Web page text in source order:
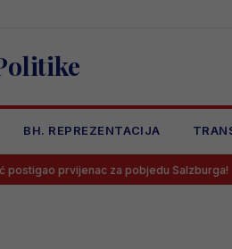
BH. REPREZENTACIJA
za pobjedu Salzburga!